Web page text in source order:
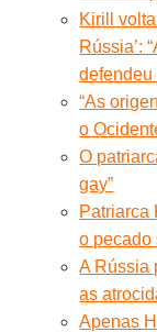
Kirill
Rússia’:
defendeu
“As
o
O
gay”
Patriarca
o pecado
A Rússia
as
Apenas